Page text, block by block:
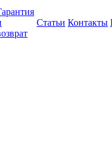
Статьи Контакты